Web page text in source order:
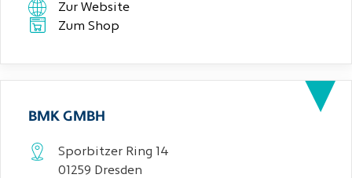
Zur Website
Zum Shop
BMK GMBH
Sporbitzer Ring 14
01259 Dresden